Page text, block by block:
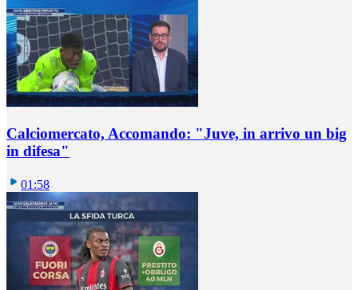
Calciomercato, Accomando: "Juve, in arrivo un big
in difesa"
01:58